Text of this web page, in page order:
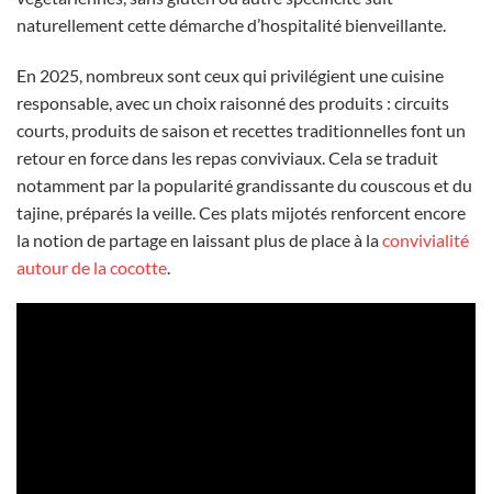
naturellement cette démarche d’hospitalité bienveillante.
En 2025, nombreux sont ceux qui privilégient une cuisine
responsable, avec un choix raisonné des produits : circuits
courts, produits de saison et recettes traditionnelles font un
retour en force dans les repas conviviaux. Cela se traduit
notamment par la popularité grandissante du couscous et du
tajine, préparés la veille. Ces plats mijotés renforcent encore
la notion de partage en laissant plus de place à laconvivialité
autour de la cocotte